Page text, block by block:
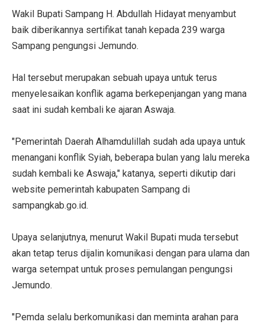
Wakil Bupati Sampang H. Abdullah Hidayat menyambut
baik diberikannya sertifikat tanah kepada 239 warga
Sampang pengungsi Jemundo.
Hal tersebut merupakan sebuah upaya untuk terus
menyelesaikan konflik agama berkepenjangan yang mana
saat ini sudah kembali ke ajaran Aswaja.
"Pemerintah Daerah Alhamdulillah sudah ada upaya untuk
menangani konflik Syiah, beberapa bulan yang lalu mereka
sudah kembali ke Aswaja," katanya, seperti dikutip dari
website pemerintah kabupaten Sampang di
sampangkab.go.id.
Upaya selanjutnya, menurut Wakil Bupati muda tersebut
akan tetap terus dijalin komunikasi dengan para ulama dan
warga setempat untuk proses pemulangan pengungsi
Jemundo.
"Pemda selalu berkomunikasi dan meminta arahan para